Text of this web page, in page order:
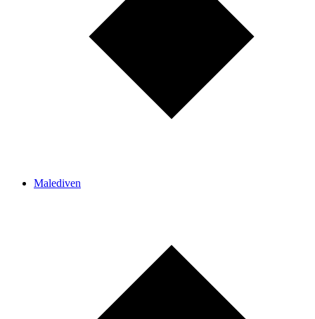
Malediven